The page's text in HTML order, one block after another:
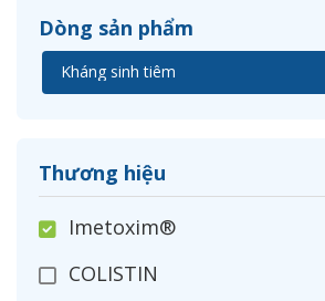
Dòng sản phẩm
Thương hiệu
Imetoxim®
COLISTIN